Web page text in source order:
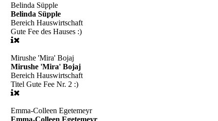
Belinda Süpple
Belinda Süpple
BereichHauswirtschaft
Gute Fee des Hauses :)
Mirushe 'Mira' Bojaj
Mirushe 'Mira' Bojaj
BereichHauswirtschaft
TitelGute Fee Nr. 2 :)
Emma-Colleen Egetemeyr
Emma-Colleen Egetemeyr